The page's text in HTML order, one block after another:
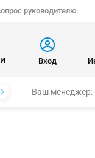
руководителю
Вход
БРЕНДЫВаш менеджер: